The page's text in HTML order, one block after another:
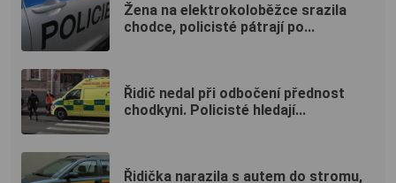
Žena na elektrokoloběžce srazila
chodce, policisté pátrají po...
Řidič nedal při odbočení přednost
chodkyni. Policisté hledají...
Řidička narazila s autem do stromu,